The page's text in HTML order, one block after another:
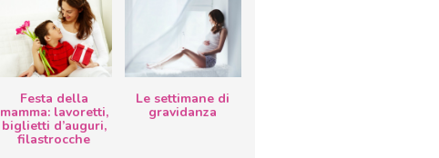
Festa della
mamma: lavoretti,
biglietti d’auguri,
filastrocche
Le settimane di
gravidanza